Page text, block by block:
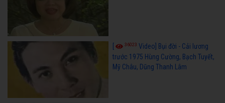
36023 Video] Bụi đời - Cải lương
trước 1975 Hùng Cường, Bạch Tuyết,
Mỹ Châu, Dũng Thanh Lâm